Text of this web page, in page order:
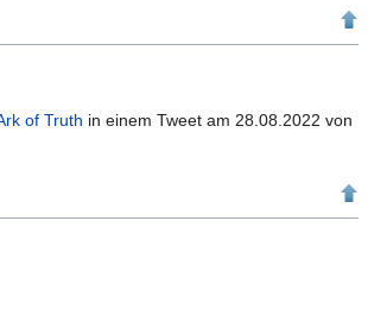
of Truth in einem Tweet am 28.08.2022 von